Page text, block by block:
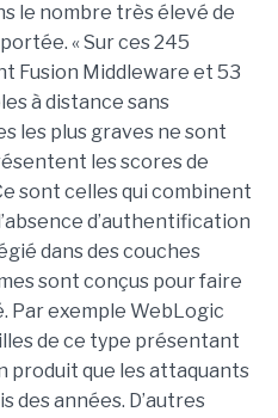
le nombre très élevé de
« Sur ces 245
Fusion Middleware et 53
à distance sans
les plus graves ne sont
les scores de
sont celles qui combinent
d’authentification
dans des couches
sont conçus pour faire
Par exemple WebLogic
de ce type présentant
produit que les attaquants
des années. D’autres